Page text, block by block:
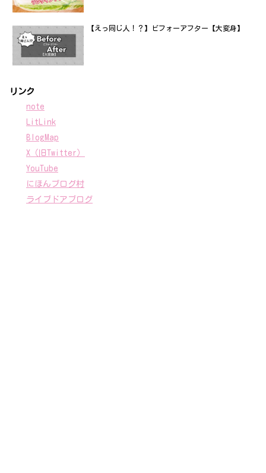
【えっ同じ人！？】ビフォーアフター【大変身】
リンク
note
LitLink
BlogMap
X（旧Twitter）
YouTube
にほんブログ村
ライブドアブログ